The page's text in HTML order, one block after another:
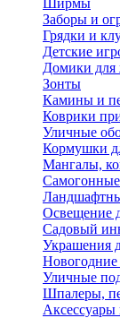
Ширмы
Заборы и
Грядки и
Детские
Домики
Зонты
Камины и
Коврики
Уличные
Кормушки
Мангалы,
Освещение
Садовый
Украшения
Новогодние
Уличные
Шпалеры,
Аксессуары